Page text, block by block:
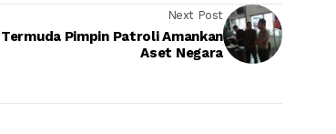
Next Post
Pimpin Patroli Amankan
Aset Negara